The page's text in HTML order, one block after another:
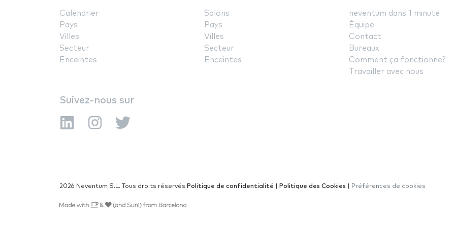
Calendrier
Pays
Villes
Secteur
Enceintes
Salons
Pays
Villes
Secteur
Enceintes
neventum dans 1 minute
Équipe
Contact
Bureaux
Comment ça fonctionne?
Travailler avec nous
Suivez-nous sur
2026 Neventum S.L. Tous droits réservés Politique de confidentialité Politique des Cookies Préférences de cookies